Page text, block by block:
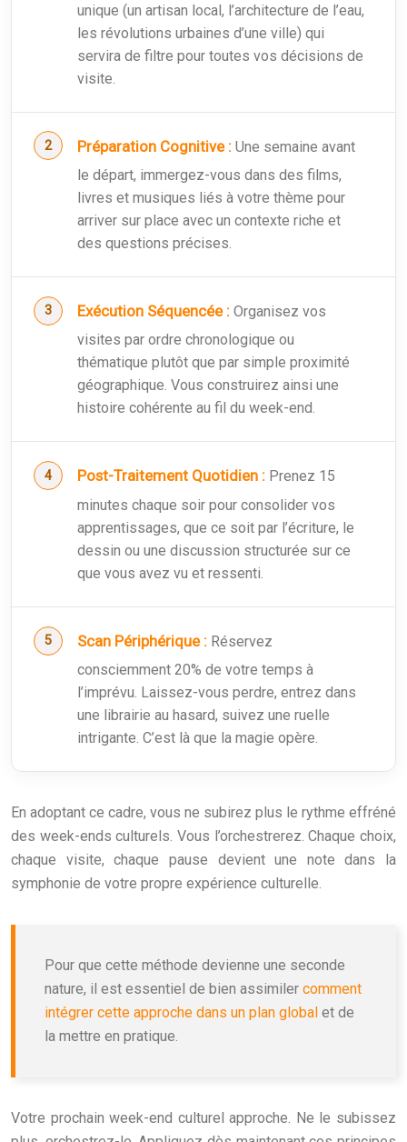
unique (un artisan local, l’architecture de l’eau,
les révolutions urbaines d’une ville) qui
servira de filtre pour toutes vos décisions de
visite.
Préparation Cognitive : Une semaine avant
le départ, immergez-vous dans des films,
livres et musiques liés à votre thème pour
arriver sur place avec un contexte riche et
des questions précises.
Exécution Séquencée : Organisez vos
visites par ordre chronologique ou
thématique plutôt que par simple proximité
géographique. Vous construirez ainsi une
histoire cohérente au fil du week-end.
Post-Traitement Quotidien : Prenez 15
minutes chaque soir pour consolider vos
apprentissages, que ce soit par l’écriture, le
dessin ou une discussion structurée sur ce
que vous avez vu et ressenti.
Scan Périphérique : Réservez
consciemment 20% de votre temps à
l’imprévu. Laissez-vous perdre, entrez dans
une librairie au hasard, suivez une ruelle
intrigante. C’est là que la magie opère.
En adoptant ce cadre, vous ne subirez plus le rythme effréné
des week-ends culturels. Vous l’orchestrerez. Chaque choix,
chaque visite, chaque pause devient une note dans la
symphonie de votre propre expérience culturelle.
Pour que cette méthode devienne une seconde
nature, il est essentiel de bien assimiler comment
intégrer cette approche dans un plan global et de
la mettre en pratique.
Votre prochain week-end culturel approche. Ne le subissez